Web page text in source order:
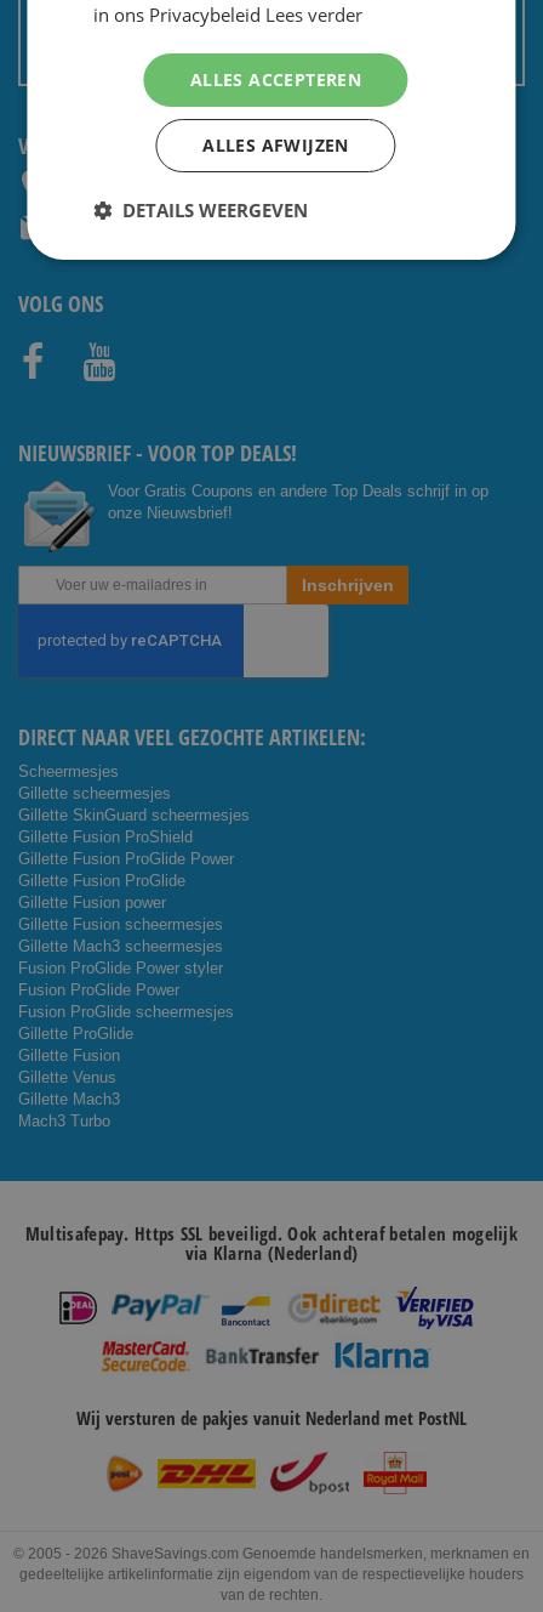
Algemene voorwaarden
Non EU: Belasting / douane
VRAGEN? CONTACTEER ONS:
service@shavesavings.com
VOLG ONS
NIEUWSBRIEF - VOOR TOP DEALS!
Voor Gratis Coupons en andere Top Deals schrijf in op
onze Nieuwsbrief!
Abonneer
onze
Inschrijven
DIRECT NAAR VEEL GEZOCHTE ARTIKELEN:
Scheermesjes
Gillette scheermesjes
Gillette SkinGuard scheermesjes
Gillette Fusion ProShield
Gillette Fusion ProGlide Power
Gillette Fusion ProGlide
Gillette Fusion power
Gillette Fusion scheermesjes
Gillette Mach3 scheermesjes
Fusion ProGlide Power styler
Fusion ProGlide Power
Fusion ProGlide scheermesjes
Gillette ProGlide
Gillette Fusion
Gillette Venus
Gillette Mach3
Mach3 Turbo
Multisafepay. Https SSL beveiligd. Ook achteraf betalen mogelijk
via Klarna (Nederland)
Wij versturen de pakjes vanuit Nederland met PostNL
© 2005 - 2026 ShaveSavings.com Genoemde handelsmerken, merknamen en
gedeeltelijke artikelinformatie zijn eigendom van de respectievelijke houders
van de rechten.
in ons Privacybeleid Lees verder
ALLES ACCEPTEREN
ALLES AFWIJZEN
DETAILS WEERGEVEN